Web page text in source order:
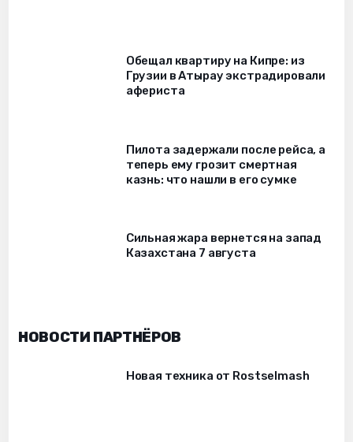
Обещал квартиру на Кипре: из
Грузии в Атырау экстрадировали
афериста
Пилота задержали после рейса, а
теперь ему грозит смертная
казнь: что нашли в его сумке
Сильная жара вернется на запад
Казахстана 7 августа
НОВОСТИ ПАРТНЁРОВ
Новая техника от Rostselmash